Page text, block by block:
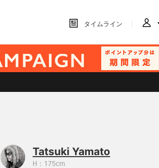
タイムライン
Tatsuki Yamato
H：175cm